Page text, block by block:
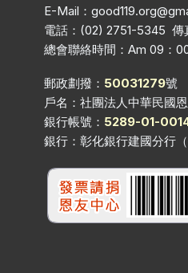
E-Mail：
電話：(02) 2751-5345 傳
總會聯絡時間：Am 09：
郵政劃撥： 50031279號
戶名：社團法人中華民國
銀行帳號： 5289-01-
銀行：彰化銀行建國分行